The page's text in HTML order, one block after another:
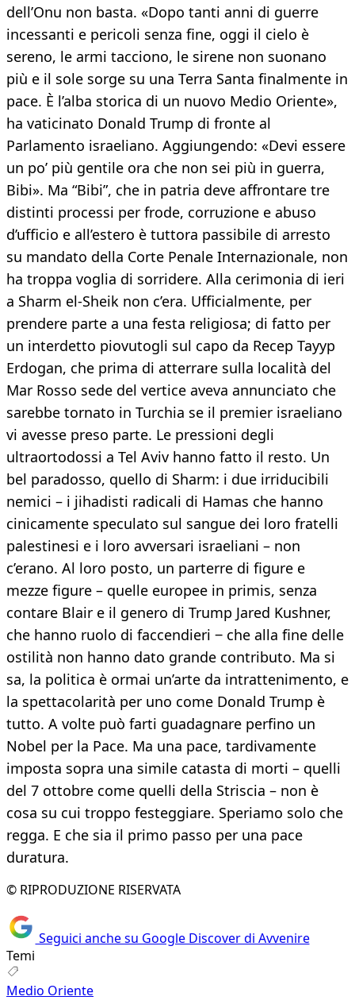
dell’Onu non basta. «Dopo tanti anni di guerre
incessanti e pericoli senza fine, oggi il cielo è
sereno, le armi tacciono, le sirene non suonano
più e il sole sorge su una Terra Santa finalmente in
pace. È l’alba storica di un nuovo Medio Oriente»,
ha vaticinato Donald Trump di fronte al
Parlamento israeliano. Aggiungendo: «Devi essere
un po’ più gentile ora che non sei più in guerra,
Bibi». Ma “Bibi”, che in patria deve affrontare tre
distinti processi per frode, corruzione e abuso
d’ufficio e all’estero è tuttora passibile di arresto
su mandato della Corte Penale Internazionale, non
ha troppa voglia di sorridere. Alla cerimonia di ieri
a Sharm el-Sheik non c’era. Ufficialmente, per
prendere parte a una festa religiosa; di fatto per
un interdetto piovutogli sul capo da Recep Tayyp
Erdogan, che prima di atterrare sulla località del
Mar Rosso sede del vertice aveva annunciato che
sarebbe tornato in Turchia se il premier israeliano
vi avesse preso parte. Le pressioni degli
ultraortodossi a Tel Aviv hanno fatto il resto. Un
bel paradosso, quello di Sharm: i due irriducibili
nemici – i jihadisti radicali di Hamas che hanno
cinicamente speculato sul sangue dei loro fratelli
palestinesi e i loro avversari israeliani – non
c’erano. Al loro posto, un parterre di figure e
mezze figure – quelle europee in primis, senza
contare Blair e il genero di Trump Jared Kushner,
che hanno ruolo di faccendieri ‒ che alla fine delle
ostilità non hanno dato grande contributo. Ma si
sa, la politica è ormai un’arte da intrattenimento, e
la spettacolarità per uno come Donald Trump è
tutto. A volte può farti guadagnare perfino un
Nobel per la Pace. Ma una pace, tardivamente
imposta sopra una simile catasta di morti – quelli
del 7 ottobre come quelli della Striscia – non è
cosa su cui troppo festeggiare. Speriamo solo che
regga. E che sia il primo passo per una pace
duratura.
© RIPRODUZIONE RISERVATA
Seguici anche su Google Discover di Avvenire
Temi
Medio Oriente